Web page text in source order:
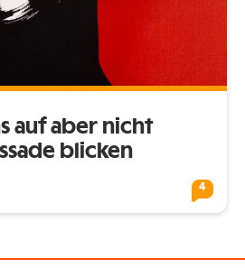
auf aber nicht
blicken
4